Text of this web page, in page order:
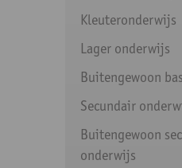
Kleuteronderwijs
Lager onderwijs
Buitengewoon
Secundair
Buitengewoon
onderwijs